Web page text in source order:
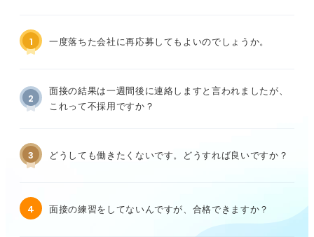
1 一度落ちた会社に再応募してもよいのでしょうか。
2
面接の結果は一週間後に連絡しますと言われましたが、
これって不採用ですか？
3 どうしても働きたくないです。どうすれば良いですか？
4 面接の練習をしてないんですが、合格できますか？